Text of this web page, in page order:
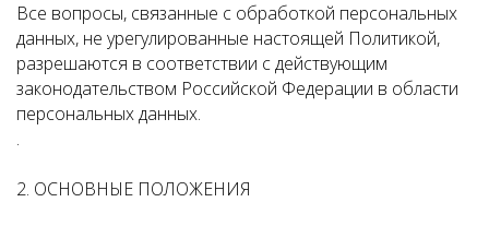
Все вопросы, связанные с обработкой персональных
данных, не урегулированные настоящей Политикой,
разрешаются в соответствии с действующим
законодательством Российской Федерации в области
персональных данных.
.
2. ОСНОВНЫЕ ПОЛОЖЕНИЯ